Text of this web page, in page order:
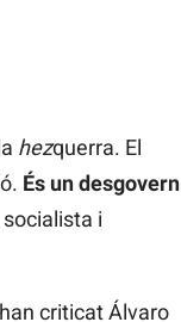
hezquerra. El
És un desgovern
i
criticat Álvaro